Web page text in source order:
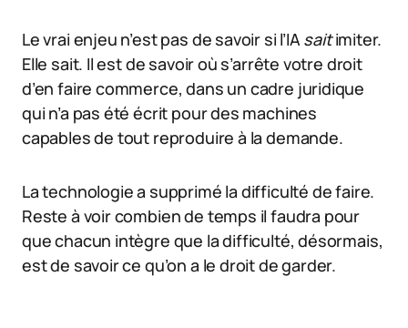
Le vrai enjeu n’est pas de savoir si l’IA saitimiter.
Elle sait. Il est de savoir où s’arrête votre droit
d’en faire commerce, dans un cadre juridique
qui n’a pas été écrit pour des machines
capables de tout reproduire à la demande.
La technologie a supprimé la difficulté de faire.
Reste à voir combien de temps il faudra pour
que chacun intègre que la difficulté, désormais,
est de savoir ce qu’on a le droit de garder.